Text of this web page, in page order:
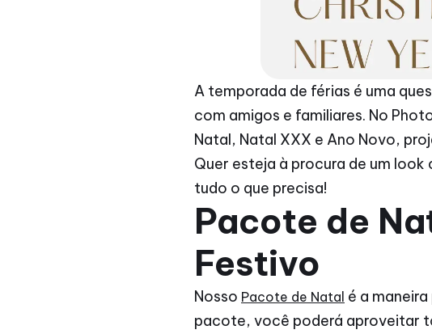
A temporada de férias é uma
com amigos e familiares. No
Natal, Natal XXX e Ano Novo,
Quer esteja à procura de um
tudo o que precisa!
Pacote de
Festivo
Nosso Pacote de Natal é a
pacote, você poderá aproveitar